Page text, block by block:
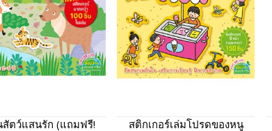
สัตว์แสนรัก (แถมฟรี!
สติกเกอร์เล่มโปรดของหนู